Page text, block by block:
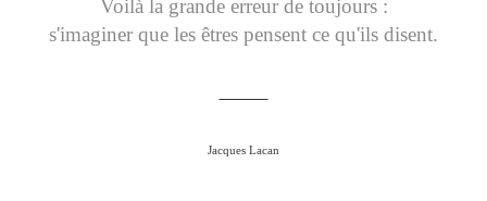
Voilà la grande erreur de toujours :
s'imaginer que les êtres pensent ce qu'ils disent.
Jacques Lacan